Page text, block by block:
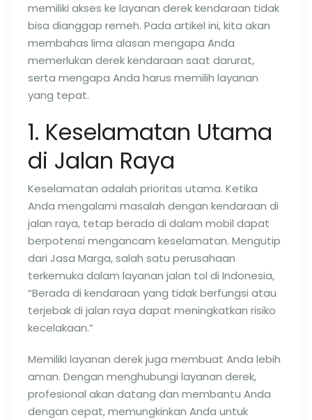
memiliki akses ke layanan derek kendaraan tidak
bisa dianggap remeh. Pada artikel ini, kita akan
membahas lima alasan mengapa Anda
memerlukan derek kendaraan saat darurat,
serta mengapa Anda harus memilih layanan
yang tepat.
1. Keselamatan Utama
di Jalan Raya
Keselamatan adalah prioritas utama. Ketika
Anda mengalami masalah dengan kendaraan di
jalan raya, tetap berada di dalam mobil dapat
berpotensi mengancam keselamatan. Mengutip
dari Jasa Marga, salah satu perusahaan
terkemuka dalam layanan jalan tol di Indonesia,
“Berada di kendaraan yang tidak berfungsi atau
terjebak di jalan raya dapat meningkatkan risiko
kecelakaan.”
Memiliki layanan derek juga membuat Anda lebih
aman. Dengan menghubungi layanan derek,
profesional akan datang dan membantu Anda
dengan cepat, memungkinkan Anda untuk